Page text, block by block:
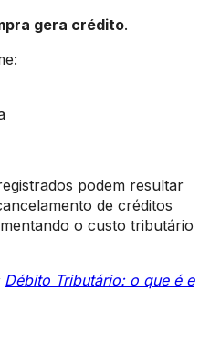
gera crédito.
podem resultar
de créditos
o custo tributário
Débito Tributário: o que é e